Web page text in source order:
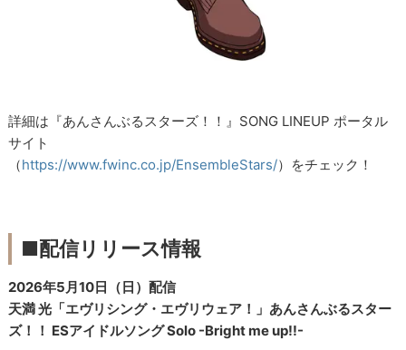
詳細は『あんさんぶるスターズ！！』SONG LINEUP ポータル
サイト
（https://www.fwinc.co.jp/EnsembleStars/）をチェック！
■配信リリース情報
2026年5月10日（日）配信
天満 光「エヴリシング・エヴリウェア！」あんさんぶるスター
ズ！！ ESアイドルソング Solo -Bright me up!!-